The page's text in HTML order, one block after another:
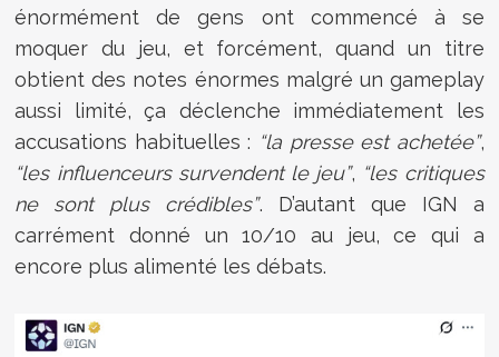
énormément de gens ont commencé à se
moquer du jeu, et forcément, quand un titre
obtient des notes énormes malgré un gameplay
aussi limité, ça déclenche immédiatement les
accusations habituelles : “la presse est achetée”,
“les influenceurs survendent le jeu”, “les critiques
ne sont plus crédibles”. D’autant que IGN a
carrément donné un 10/10 au jeu, ce qui a
encore plus alimenté les débats.